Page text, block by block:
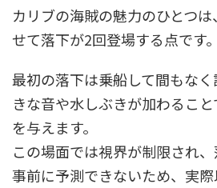
カリブの海賊の魅力のひとつ
せて落下が2回登場する点です。
最初の落下は乗船して間もな
きな音や水しぶきが加わるこ
を与えます。
この場面では視界が制限され
事前に予測できないため、実